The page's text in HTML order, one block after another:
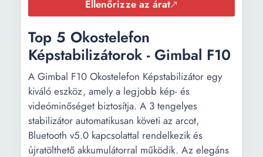
Ellenőrizze az árat
Top 5 Okostelefon
Képstabilizátorok - Gimbal F10
A Gimbal F10 Okostelefon Képstabilizátor egy
kiváló eszköz, amely a legjobb kép- és
videóminőséget biztosítja. A 3 tengelyes
stabilizátor automatikusan követi az arcot,
Bluetooth v5.0 kapcsolattal rendelkezik és
újratölthető akkumulátorral működik. Az elegáns